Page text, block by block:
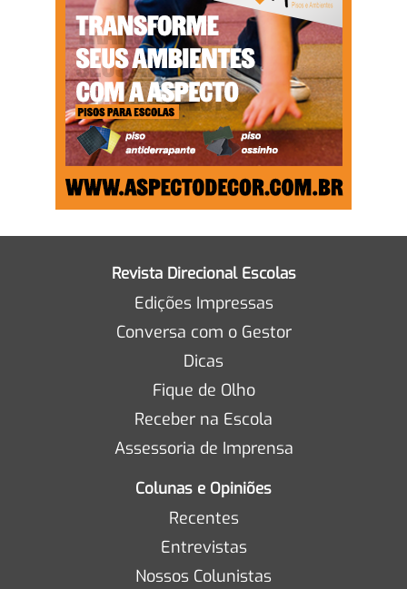
Revista Direcional Escolas
Edições Impressas
Conversa com o Gestor
Dicas
Fique de Olho
Receber na Escola
Assessoria de Imprensa
Colunas e Opiniões
Recentes
Entrevistas
Nossos Colunistas